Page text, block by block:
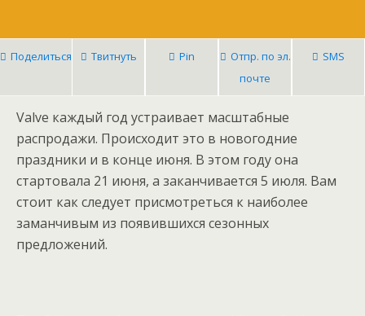
Поделиться Твитнуть Pin
Отпр. по эл.
почте
SMS
Valve каждый год устраивает масштабные
распродажи. Происходит это в новогодние
праздники и в конце июня. В этом году она
стартовала 21 июня, а заканчивается 5 июля. Вам
стоит как следует присмотреться к наиболее
заманчивым из появившихся сезонных
предложений.